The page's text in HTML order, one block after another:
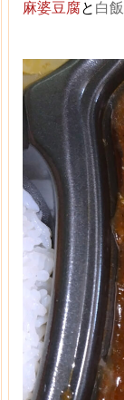
麻婆豆腐と白飯